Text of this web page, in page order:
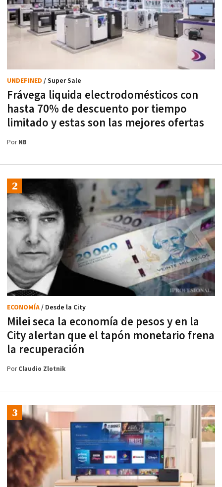
Frávega liquida electrodomésticos con
hasta 70% de descuento por tiempo
limitado y estas son las mejores ofertas
UNDEFINED / Super Sale
PorNB
Milei seca la economía de pesos y en la
City alertan que el tapón monetario frena
la recuperación
ECONOMÍA/ Desde la City
PorClaudio Zlotnik